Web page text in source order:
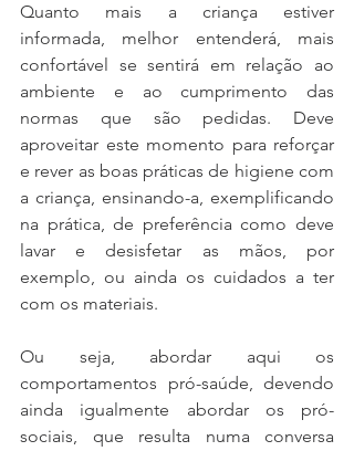
Quanto mais a criança estiver
informada, melhor entenderá, mais
confortável se sentirá em relação ao
ambiente e ao cumprimento das
normas que são pedidas. Deve
aproveitar este momento para reforçar
e rever as boas práticas de higiene com
a criança, ensinando-a, exemplificando
na prática, de preferência como deve
lavar e desisfetar as mãos, por
exemplo, ou ainda os cuidados a ter
com os materiais.
Ou seja, abordar aqui os
comportamentos pró-saúde, devendo
ainda igualmente abordar os pró-
sociais, que resulta numa conversa